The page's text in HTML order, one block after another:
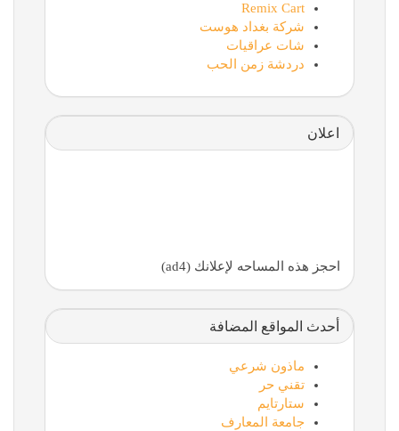
Remix Cart
شركة بغداد هوست
شات عراقيات
دردشة زمن الحب
اعلان
احجز هذه المساحه لإعلانك (ad4)
أحدث المواقع المضافة
ماذون شرعي
تقني حر
ستارتايم
جامعة المعارف